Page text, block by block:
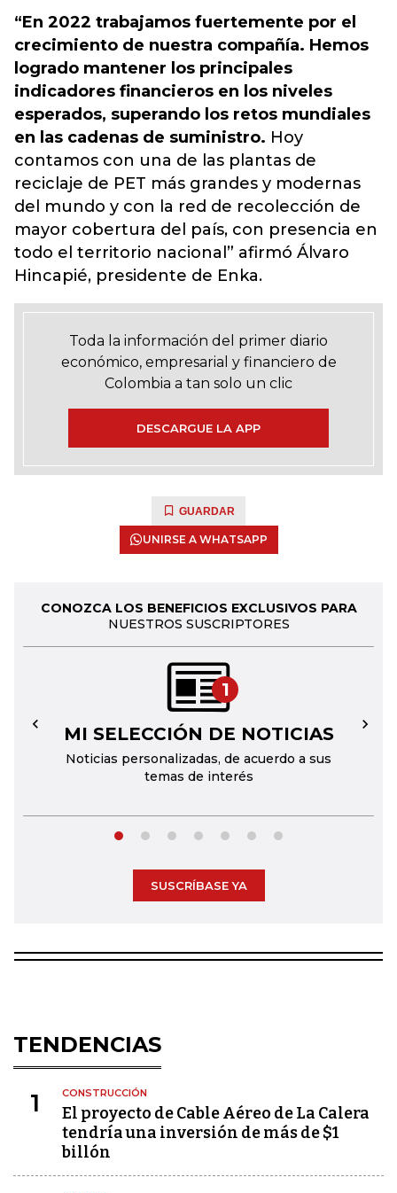
“En 2022 trabajamos fuertemente por el
crecimiento de nuestra compañía. Hemos
logrado mantener los principales
indicadores financieros en los niveles
esperados, superando los retos mundiales
en las cadenas de suministro. Hoy
contamos con una de las plantas de
reciclaje de PET más grandes y modernas
del mundo y con la red de recolección de
mayor cobertura del país, con presencia en
todo el territorio nacional” afirmó Álvaro
Hincapié, presidente de Enka.
Toda la información del primer diario
económico, empresarial y financiero de
Colombia a tan solo un clic
DESCARGUE LA APP
GUARDAR
UNIRSE A WHATSAPP
CONOZCA LOS BENEFICIOS EXCLUSIVOS PARA
NUESTROS SUSCRIPTORES
1
MI SELECCIÓN DE NOTICIAS
Noticias personalizadas, de acuerdo a sus
temas de interés
← →
SUSCRÍBASE YA
TENDENCIAS
1 CONSTRUCCIÓN
El proyecto de Cable Aéreo de La Calera
tendría una inversión de más de $1
billón